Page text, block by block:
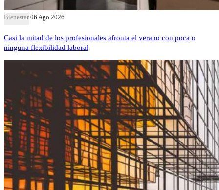
Bienestar 06 Ago 2026
Casi la mitad de los profesionales afronta el verano con poca o
ninguna flexibilidad laboral